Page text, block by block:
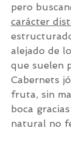
pero
carácter
alejado de
que suelen
Cabernets
fruta, sin
boca
natural no